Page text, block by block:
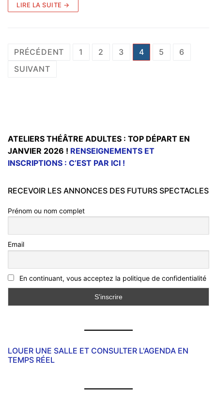
LIRE LA SUITE →
Pagination
des
PRÉCÉDENT 1 2 3 4 5
6
SUIVANT
ATELIERS THÉÂTRE ADULTES : TOP DÉPART EN
JANVIER 2026 ! RENSEIGNEMENTS ET
INSCRIPTIONS : C’EST PAR ICI !
RECEVOIR LES ANNONCES DES FUTURS SPECTACLES
Prénom ou nom complet
Email
En continuant, vous acceptez la politique de confidentialité
LOUER UNE SALLE ET CONSULTER L'AGENDA EN
TEMPS RÉEL